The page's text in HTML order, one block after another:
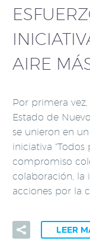
AIRE
Por primera
Estado de
se unieron en
iniciativa
compromiso
colaboración, la
acciones por la
LEER